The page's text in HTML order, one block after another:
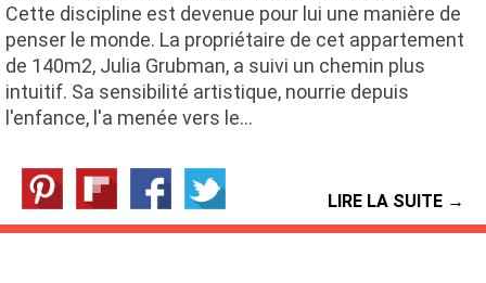
Cette discipline est devenue pour lui une manière de
penser le monde. La propriétaire de cet appartement
de 140m2, Julia Grubman, a suivi un chemin plus
intuitif. Sa sensibilité artistique, nourrie depuis
l'enfance, l'a menée vers le…
LIRE LA SUITE →